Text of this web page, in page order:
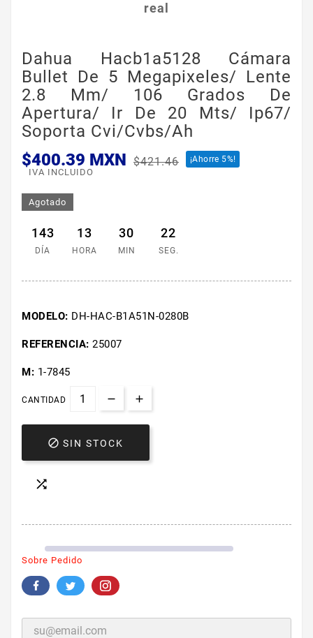
real
Dahua Hacb1a5128 Cámara
Bullet De 5 Megapixeles/ Lente
2.8 Mm/ 106 Grados De
Apertura/ Ir De 20 Mts/ Ip67/
Soporta Cvi/cvbs/ah
$400.39 MXN $421.46 ¡Ahorre 5%!
IVA INCLUIDO
Agotado
143
DÍA
13
HORA
30
MIN
21
SEG.
MODELO: DH-HAC-B1A51N-0280B
REFERENCIA: 25007
M: 1-7845
CANTIDAD
 SIN STOCK

Sobre Pedido